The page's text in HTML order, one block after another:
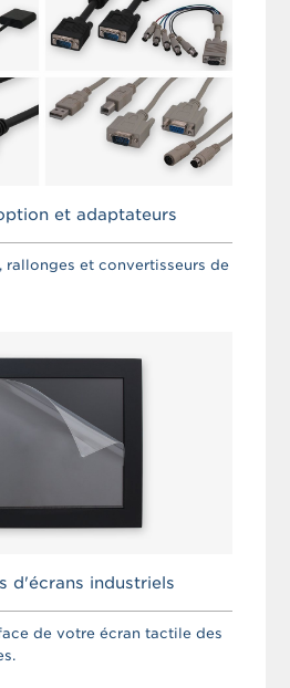
et adaptateurs
rallonges et convertisseurs de
d'écrans industriels
de votre écran tactile des